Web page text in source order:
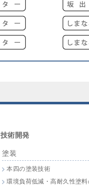
技術開発
塗装
本四の塗装技術
環境負荷低減・高耐久性塗